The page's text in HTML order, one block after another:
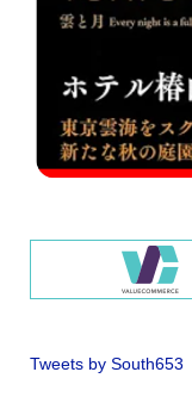
Tweets by South653